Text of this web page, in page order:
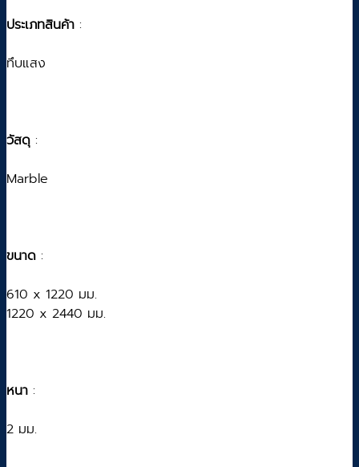
ประเภทสินค้า :
ทึบแสง
วัสดุ :
Marble
ขนาด :
610 x 1220 มม.
1220 x 2440 มม.
หนา :
2 มม.